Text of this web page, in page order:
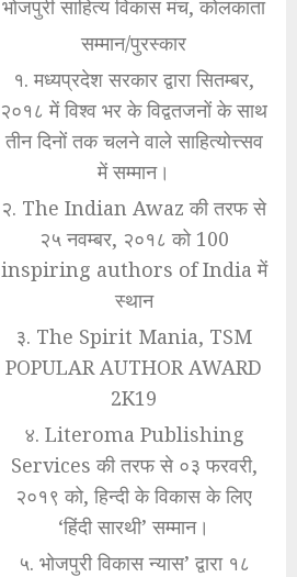
भोजपुरी साहित्य विकास मंच, कोलकाता
सम्मान/पुरस्कार
१. मध्यप्रदेश सरकार द्वारा सितम्बर,
२०१८ में विश्व भर के विद्वतजनों के साथ
तीन दिनों तक चलने वाले साहित्योत्त्सव
में सम्मान।
२. The Indian Awaz की तरफ से
२५ नवम्बर, २०१८ को 100
inspiring authors of India में
स्थान
३. The Spirit Mania, TSM
POPULAR AUTHOR AWARD
2K19
४. Literoma Publishing
Services की तरफ से ०३ फरवरी,
२०१९ को, हिन्दी के विकास के लिए
‘हिंदी सारथी’ सम्मान।
५. भोजपुरी विकास न्यास’ द्वारा १८